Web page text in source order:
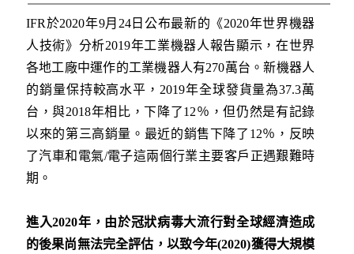
IFR於2020年9月24日公布最新的《2020年世界機器
人技術》分析2019年工業機器人報告顯示，在世界
各地工廠中運作的工業機器人有270萬台。新機器人
的銷量保持較高水平，2019年全球發貨量為37.3萬
台，與2018年相比，下降了12％，但仍然是有記錄
以來的第三高銷量。最近的銷售下降了12％，反映
了汽車和電氣/電子這兩個行業主要客戶正遇艱難時
期。
進入2020年，由於冠狀病毒大流行對全球經濟造成
的後果尚無法完全評估，以致今年(2020)獲得大規模